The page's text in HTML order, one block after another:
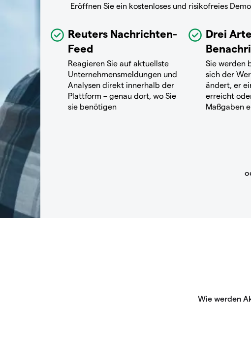
Eröffnen Sie ein kostenloses und risikofreies
Reuters Nachrichten-
Feed
Reagieren Sie auf aktuellste
Unternehmensmeldungen und
Analysen direkt innerhalb der
Plattform – genau dort, wo Sie
sie benötigen
Drei
Sie werden
sich der
ändert, er
erreicht
Maßgaben